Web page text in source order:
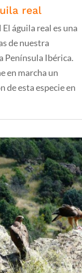
real
águila real es una
de nuestra
Península Ibérica.
en marcha un
de esta especie en